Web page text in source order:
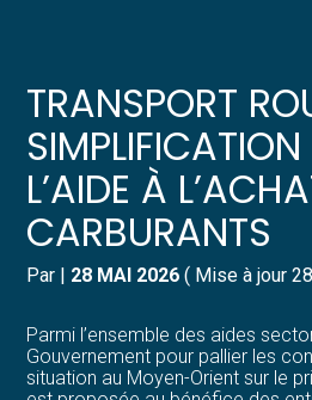
Gérer votre quotidien
Piloter votre entreprise
Développer votre entreprise
Structurer votre croissance
Suivre votre comptabilité
Gérer vos ressources humaines
Dématérialiser vos documents
TRANSPORT
SIMPLIFICATION
L’AIDE À
CARBURANTS
Par | 28 MAI 2026 ( Mise à jour
Parmi l’ensemble des aides
Gouvernement pour pallier les
situation au Moyen-Orient sur le